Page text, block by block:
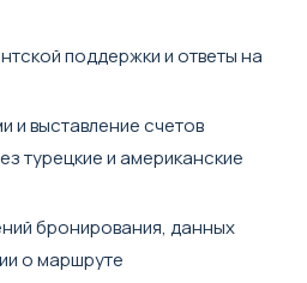
поддержки и ответы на
и выставление счетов
турецкие и американские
бронирования, данных
о маршруте